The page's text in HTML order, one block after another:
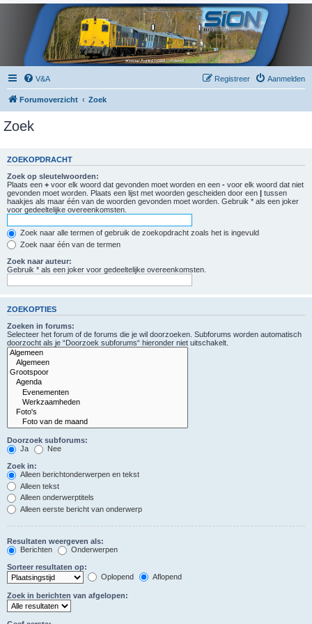
V&A Aanmelden
Registreer
Forumoverzicht Zoek
Zoek
ZOEKOPDRACHT
Zoek op sleutelwoorden:
Plaats een + voor elk woord dat gevonden moet worden en een - voor elk woord dat niet
gevonden moet worden. Plaats een lijst met woorden gescheiden door een | tussen
haakjes als maar één van de woorden gevonden moet worden. Gebruik * als een joker
voor gedeeltelijke overeenkomsten.
Zoek naar alle termen of gebruik de zoekopdracht zoals het is ingevuld
Zoek naar één van de termen
Zoek naar auteur:
Gebruik * als een joker voor gedeeltelijke overeenkomsten.
ZOEKOPTIES
Zoeken in forums:
Selecteer het forum of de forums die je wil doorzoeken. Subforums worden automatisch
doorzocht als je “Doorzoek subforums“ hieronder niet uitschakelt.
Doorzoek subforums:
Ja
Nee
Zoek in:
Alleen berichtonderwerpen en tekst
Alleen tekst
Alleen onderwerptitels
Alleen eerste bericht van onderwerp
Resultaten weergeven als:
Berichten
Onderwerpen
Sorteer resultaten op:
Oplopend
Aflopend
Zoek in berichten van afgelopen: